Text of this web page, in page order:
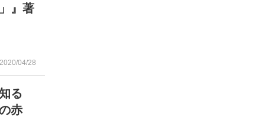
』著
2020/04/28
知る
赤